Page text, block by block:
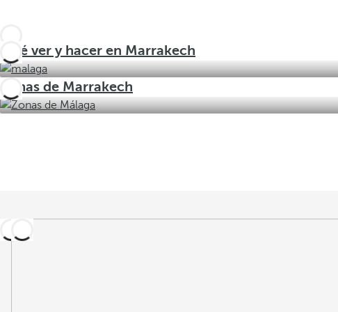
Qué ver y hacer en Marrakech
Zonas de Marrakech